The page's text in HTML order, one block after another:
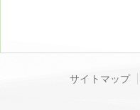
サイトマップ